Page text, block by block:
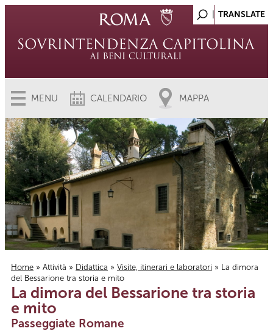
MENU CALENDARIO MAPPA
Tu sei qui
Home » Attività » Didattica » Visite, itinerari e laboratori » La dimora
del Bessarione tra storia e mito
La dimora del Bessarione tra storia
e mito
Passeggiate Romane